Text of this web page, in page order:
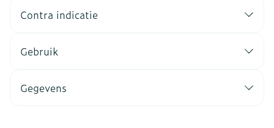
Contra indicatie
Gebruik
Gegevens